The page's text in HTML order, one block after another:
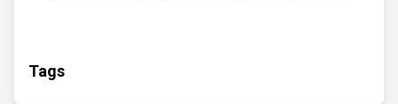
Tags